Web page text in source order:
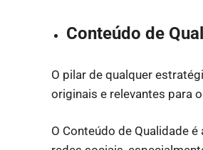
Conteúdo de
O pilar de qualquer
originais e relevantes para
O Conteúdo de Qualidade